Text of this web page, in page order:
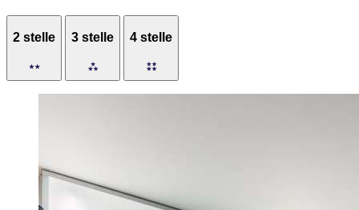
2 stelle 3 stelle 4 stelle